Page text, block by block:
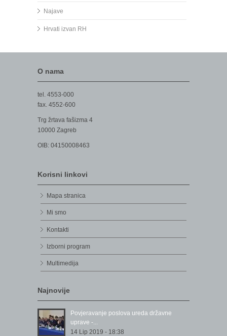
Najave
Hrvati izvan RH
O nama
tel. 4553-000
fax. 4552-600
Trg žrtava fašizma 4
10000 Zagreb
OIB: 04150008463
Korisni linkovi
Mapa stranica
Mi smo
Kontakti
Izborni program
Multimedija
Najnovije
Povjeravanje poslova ureda državne
uprave -...
14 Lip 2019 - 18:38